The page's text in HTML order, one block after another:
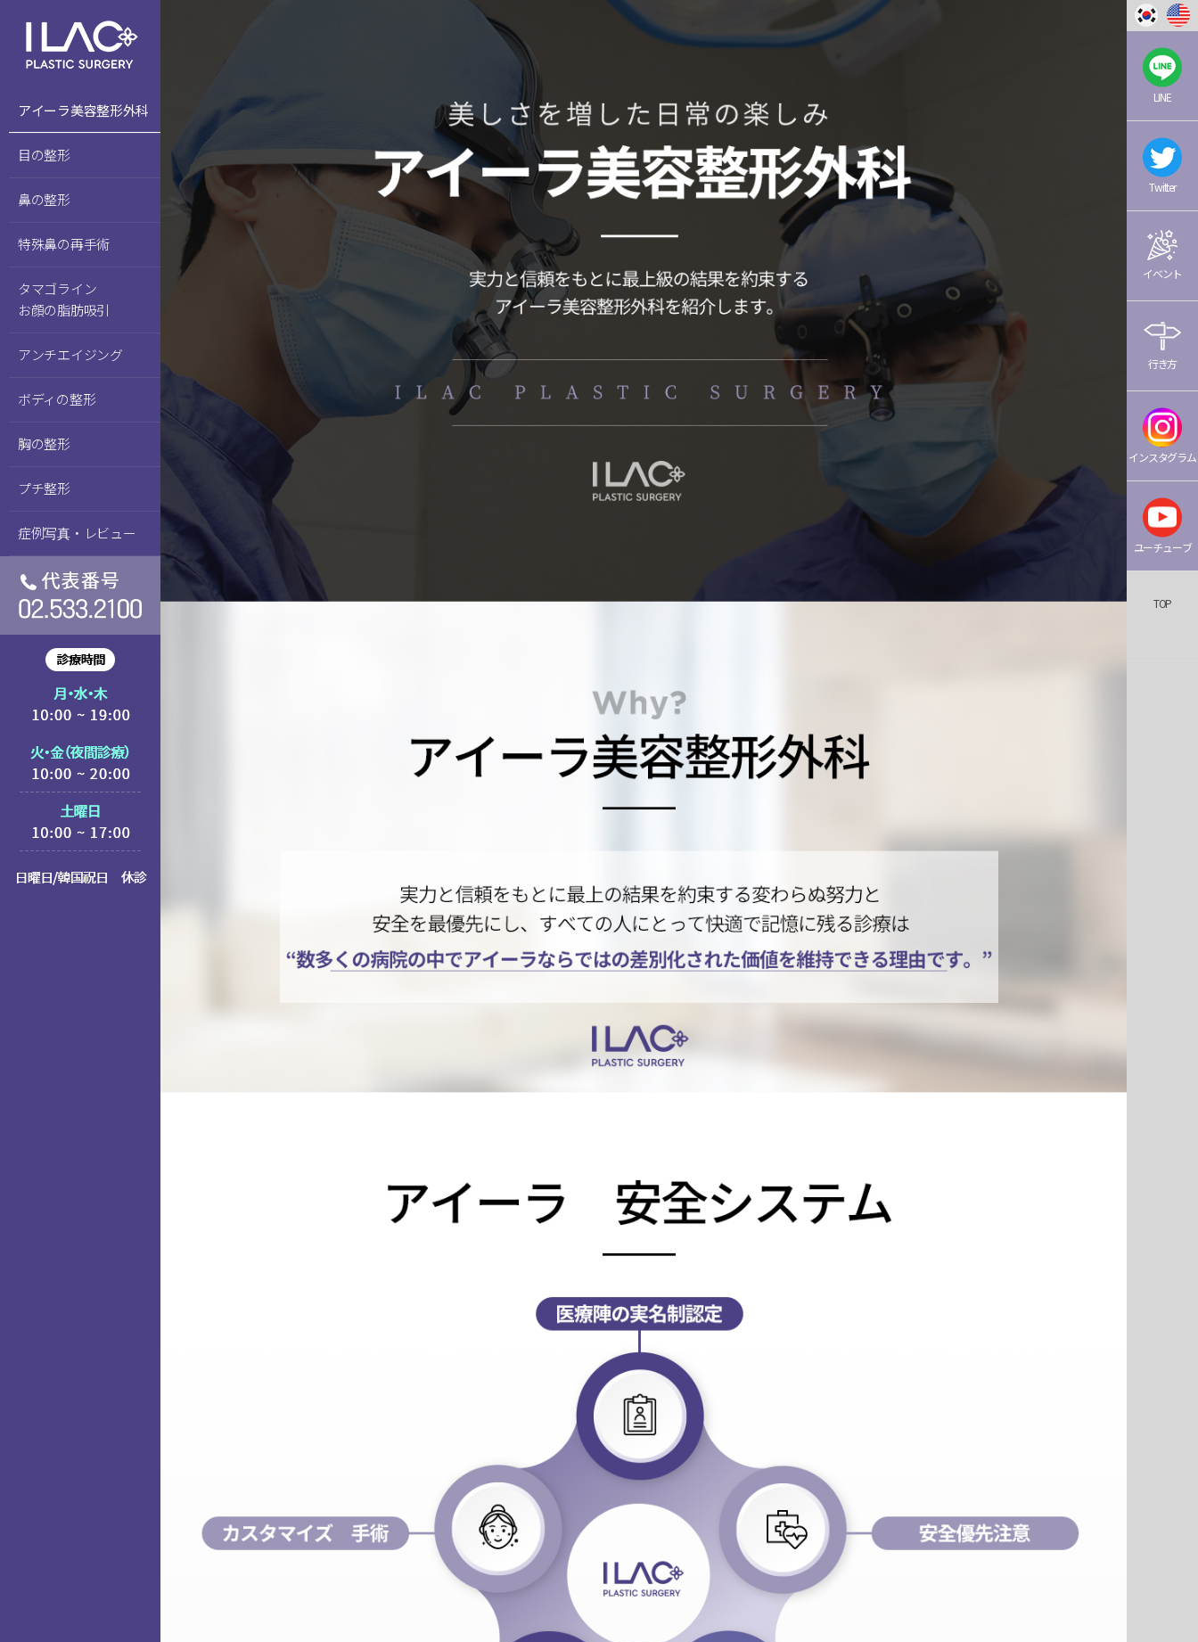
アイーラ美容整形外科
目の整形
鼻の整形
特殊鼻の再手術
タマゴライン
お顔の脂肪吸引
アンチエイジング
ボディの整形
胸の整形
プチ整形
症例写真・レビュー
LINE
Twitter
イベント
行き方
インスタグラム
ユーチューブ
TOP